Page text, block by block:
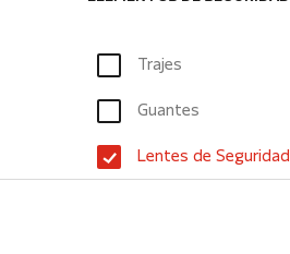
Trajes
Guantes
Lentes de Seguridad